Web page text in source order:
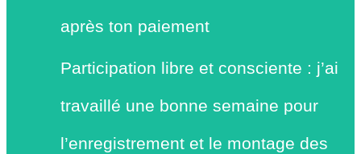
après ton paiement
Participation libre et consciente : j’ai
travaillé une bonne semaine pour
l’enregistrement et le montage des